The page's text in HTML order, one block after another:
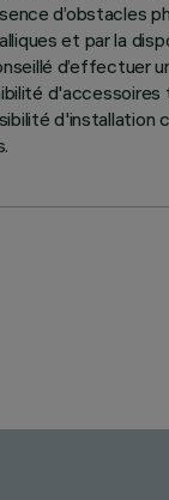
d’obstacles
et par la
d’effectuer
d'installation